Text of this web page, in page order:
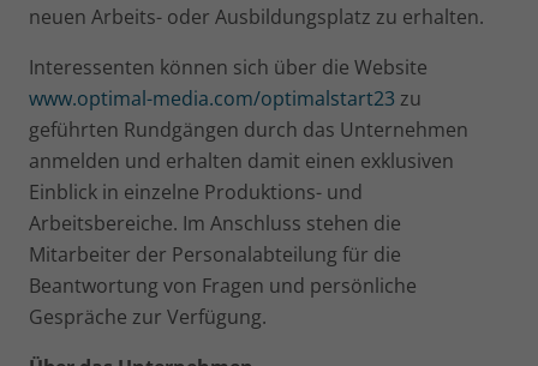
neuen Arbeits- oder Ausbildungsplatz zu erhalten.
Interessenten können sich über die Website
www.optimal-media.com/optimalstart23 zu
geführten Rundgängen durch das Unternehmen
anmelden und erhalten damit einen exklusiven
Einblick in einzelne Produktions- und
Arbeitsbereiche. Im Anschluss stehen die
Mitarbeiter der Personalabteilung für die
Beantwortung von Fragen und persönliche
Gespräche zur Verfügung.